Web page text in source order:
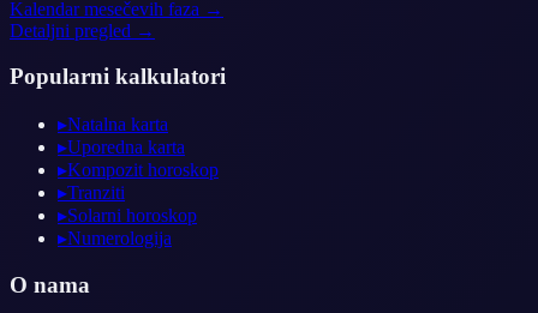
Kalendar mesečevih faza →
Detaljni pregled →
Popularni kalkulatori
▸Natalna karta
▸Uporedna karta
▸Kompozit horoskop
▸Tranziti
▸Solarni horoskop
▸Numerologija
O nama